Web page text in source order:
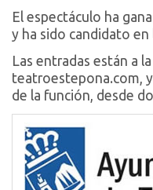
El espectáculo ha
y ha sido candidato
Las entradas están a
teatroestepona.com,
de la función, desde